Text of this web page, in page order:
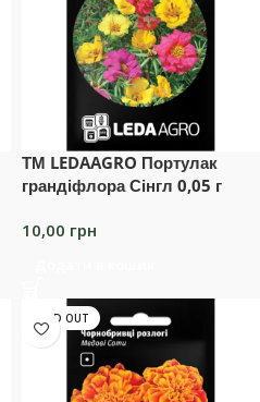
ТМ LEDAAGRO Портулак
грандіфлора Сінгл 0,05 г
10,00 грн
SOLD OUT